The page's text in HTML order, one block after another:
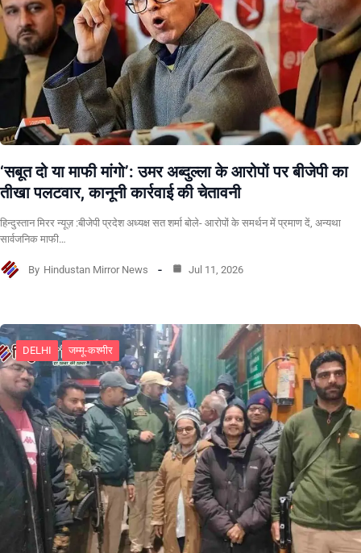
‘सबूत दो या माफी मांगो’: उमर अब्दुल्ला के आरोपों पर बीजेपी का
तीखा पलटवार, कानूनी कार्रवाई की चेतावनी
हिन्दुस्तान मिरर न्यूज़ :बीजेपी प्रदेश अध्यक्ष सत शर्मा बोले- आरोपों के समर्थन में प्रमाण दें, अन्यथा
सार्वजनिक माफी…
By Hindustan Mirror News Jul 11, 2026
DELHI जम्मू-कश्मीर